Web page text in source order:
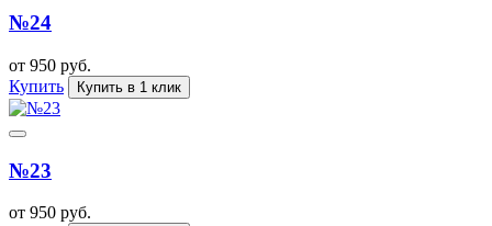
№24
от 950 руб.
Купить
Купить в 1 клик
№23
от 950 руб.